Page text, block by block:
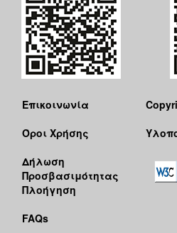
Επικοινωνία
Όροι Χρήσης
Δήλωση
Προσβασιμότητας
Πλοήγηση
FAQs